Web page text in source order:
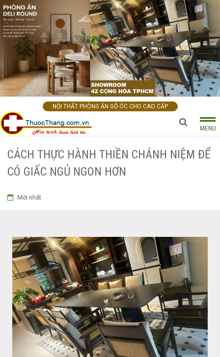
NỘI THẤT PHÒNG ĂN GỖ ÓC CHO CAO CẤP
MENU
CÁCH THỰC HÀNH THIỀN CHÁNH NIỆM ĐỂ
CÓ GIẤC NGỦ NGON HƠN
Mới nhất